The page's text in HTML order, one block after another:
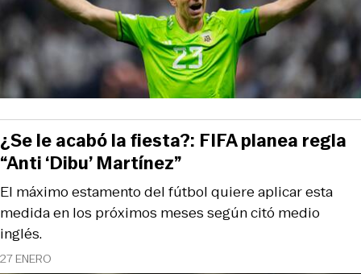
27 ENERO
El máximo estamento del fútbol quiere aplicar esta
medida en los próximos meses según citó medio
inglés.
¿Se le acabó la fiesta?: FIFA planea regla
“Anti ‘Dibu’ Martínez”